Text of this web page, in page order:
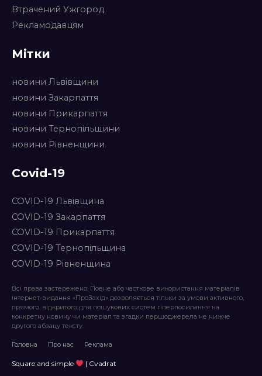
Втрачений Ужгород
Рекламодавцям
Мітки
новини Львівщини
новини Закарпаття
новини Прикарпаття
новини Тернопільщини
новини Рівненщини
Covid-19
COVID-19 Львівщина
COVID-19 Закарпаття
COVID-19 Прикарпаття
COVID-19 Тернопільщина
COVID-19 Рівненщина
Всі права застережено. Повне або часткове використання матеріалів
інтернет-видання «ПроЗахід» дозволяється тільки за умови активного,
прямого, відкритого для пошукових систем гіперпосилання на
конкретну новину чи матеріал та згадки першоджерела не нижче
другого абзацу тексту.
Головна Про нас Реклама
Square and simple | Cvadrat